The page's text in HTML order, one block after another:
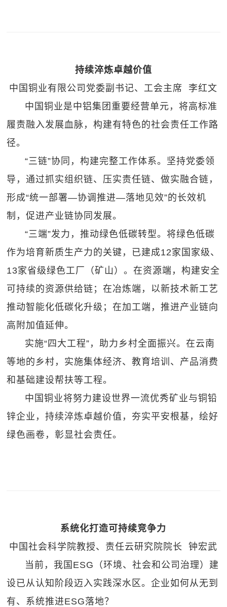
持续淬炼卓越价值
中国铜业有限公司党委副书记、工会主席 李红文
中国铜业是中铝集团重要经营单元，将高标准
履责融入发展血脉，构建有特色的社会责任工作路
径。
“三链”协同，构建完整工作体系。坚持党委领
导，通过抓实组织链、压实责任链、做实融合链，
形成“统一部署—协调推进—落地见效”的长效机
制，促进产业链协同发展。
“三端”发力，推动绿色低碳转型。将绿色低碳
作为培育新质生产力的关键，已建成12家国家级、
13家省级绿色工厂（矿山）。在资源端，构建安全
可持续的资源供给链；在冶炼端，以新技术新工艺
推动智能化低碳化升级；在加工端，推进产业链向
高附加值延伸。
实施“四大工程”，助力乡村全面振兴。在云南
等地的乡村，实施集体经济、教育培训、产品消费
和基础建设帮扶等工程。
中国铜业将努力建设世界一流优秀矿业与铜铅
锌企业，持续淬炼卓越价值，夯实平安根基，绘好
绿色画卷，彰显社会责任。
系统化打造可持续竞争力
中国社会科学院教授、责任云研究院院长 钟宏武
当前，我国ESG（环境、社会和公司治理）建
设已从认知阶段迈入实践深水区。企业如何从无到
有、系统推进ESG落地？